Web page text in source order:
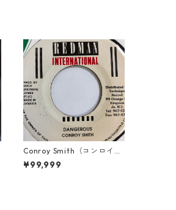
Conroy Smith（コンロイス
ミス） - Dangerous【7'】
¥99,999